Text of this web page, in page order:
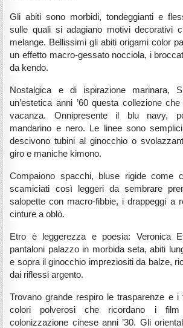
Gli abiti sono morbidi, tondeggianti e
sulle quali si adagiano motivi decorativi
melange. Bellissimi gli abiti origami color
un effetto macro-gessato nocciola, i
da kendo.
Nostalgica e di ispirazione marinara,
un’estetica anni ’60 questa collezione
vacanza. Onnipresente il blu navy,
mandarino e nero. Le linee sono
descivono tubini al ginocchio o
giro e maniche kimono.
Compaiono spacchi, bluse rigide come
scamiciati così leggeri da sembrare
salopette con macro-fibbie, i drappeggi a
cinture a oblò.
Etro è leggerezza e poesia: Veronica
pantaloni palazzo in morbida seta, abiti
e sopra il ginocchio impreziositi da balze,
dai riflessi argento.
Trovano grande respiro le trasparenze e i
colori polverosi che ricordano i
colonizzazione cinese anni ’30. Gli